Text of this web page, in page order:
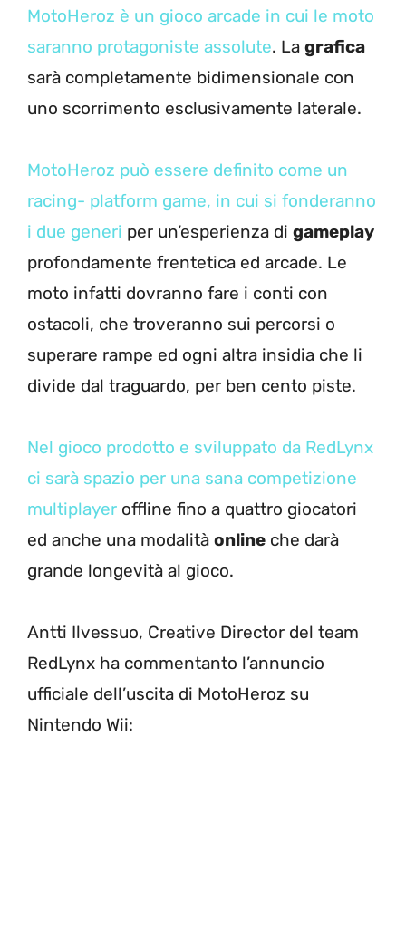
MotoHeroz è un gioco arcade in cui le moto
saranno protagoniste assolute. La grafica
sarà completamente bidimensionale con
uno scorrimento esclusivamente laterale.
MotoHeroz può essere definito come un
racing- platform game, in cui si fonderanno
i due generi per un’esperienza di gameplay
profondamente frentetica ed arcade. Le
moto infatti dovranno fare i conti con
ostacoli, che troveranno sui percorsi o
superare rampe ed ogni altra insidia che li
divide dal traguardo, per ben cento piste.
Nel gioco prodotto e sviluppato da RedLynx
ci sarà spazio per una sana competizione
multiplayer offline fino a quattro giocatori
ed anche una modalità online che darà
grande longevità al gioco.
Antti Ilvessuo, Creative Director del team
RedLynx ha commentanto l’annuncio
ufficiale dell’uscita di MotoHeroz su
Nintendo Wii: